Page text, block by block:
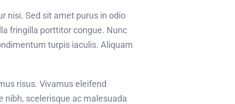
nisi. Sed sit amet purus in odio
fringilla porttitor congue. Nunc
turpis iaculis. Aliquam
risus. Vivamus eleifend
scelerisque ac malesuada